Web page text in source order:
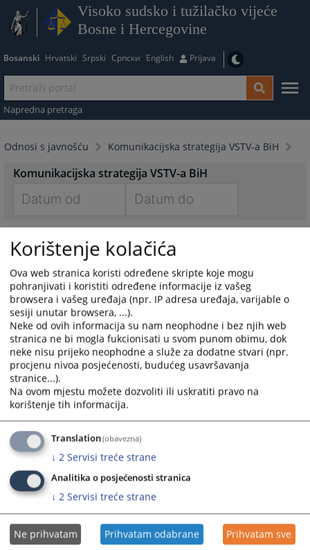
Visoko sudsko i tužilačko vijeće
Bosne i Hercegovine
Bosanski Hrvatski Srpski Српски English Prijava
Napredna pretraga
Odnosi s javnošću Komunikacijska strategija VSTV-a BiH
Komunikacijska strategija VSTV-a BiH
to
interact
with
the
calendar
and
select
a
date.
Press
the
question
mark
key
get
the
keyboard
shortcuts
for
to
interact
with
the
calendar
and
select
a
date.
Press
the
question
mark
key
to
get
the
keyboard
shortcuts
for
godine
Korištenje kolačića
Ova web stranica koristi određene skripte koje mogu
pohranjivati i koristiti određene informacije iz vašeg
browsera i vašeg uređaja (npr. IP adresa uređaja, varijable o
sesiji unutar browsera, ...).
Neke od ovih informacija su nam neophodne i bez njih web
stranica ne bi mogla fukcionisati u svom punom obimu, dok
neke nisu prijeko neophodne a služe za dodatne stvari (npr.
procjenu nivoa posjećenosti, budućeg usavršavanja
stranice...).
Na ovom mjestu možete dozvoliti ili uskratiti pravo na
korištenje tih informacija.
Translation(obavezna)
↓ 2 Servisi treće strane
Analitika o posjećenosti stranica
↓ 2 Servisi treće strane
Ne prihvatam Prihvatam odabrane Prihvatam sve